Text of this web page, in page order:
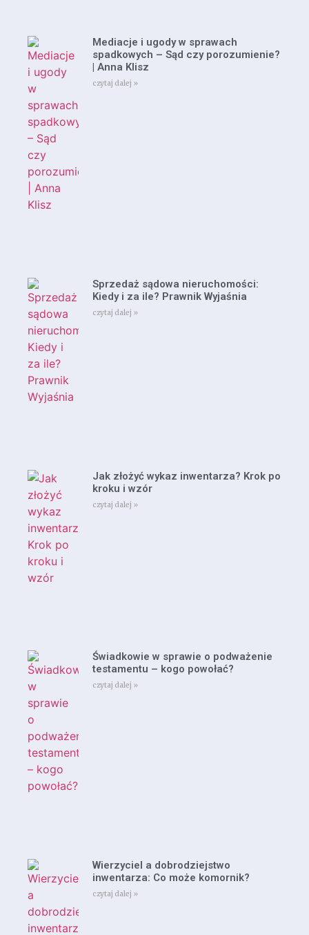
Mediacje i ugody w sprawach
spadkowych – Sąd czy porozumienie?
| Anna Klisz
czytaj dalej »
Sprzedaż sądowa nieruchomości:
Kiedy i za ile? Prawnik Wyjaśnia
czytaj dalej »
Jak złożyć wykaz inwentarza? Krok po
kroku i wzór
czytaj dalej »
Świadkowie w sprawie o podważenie
testamentu – kogo powołać?
czytaj dalej »
Wierzyciel a dobrodziejstwo
inwentarza: Co może komornik?
czytaj dalej »